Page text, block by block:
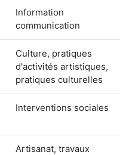
Information
communication
Culture, pratiques
d'activités artistiques,
pratiques culturelles
Interventions sociales
Artisanat, travaux